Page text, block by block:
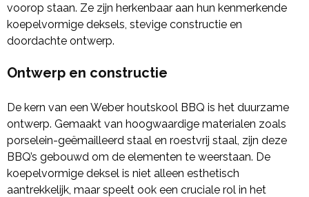
voorop staan. Ze zijn herkenbaar aan hun kenmerkende
koepelvormige deksels, stevige constructie en
doordachte ontwerp.
Ontwerp en constructie
De kern van een Weber houtskool BBQ is het duurzame
ontwerp. Gemaakt van hoogwaardige materialen zoals
porselein-geëmailleerd staal en roestvrij staal, zijn deze
BBQ’s gebouwd om de elementen te weerstaan. De
koepelvormige deksel is niet alleen esthetisch
aantrekkelijk, maar speelt ook een cruciale rol in het